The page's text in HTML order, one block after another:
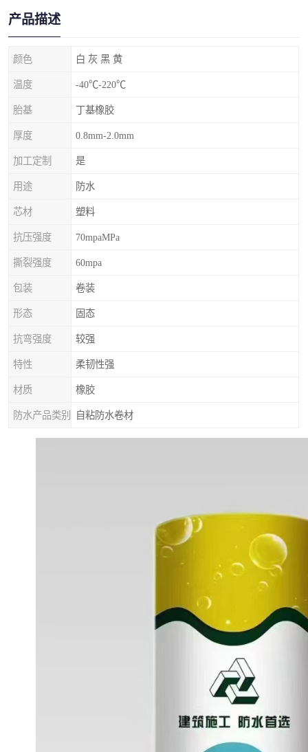
产品描述
颜色 白 灰 黑 黄
温度 -40℃-220℃
胎基 丁基橡胶
厚度 0.8mm-2.0mm
加工定制 是
用途 防水
芯材 塑料
抗压强度 70mpaMPa
撕裂强度 60mpa
包装 卷装
形态 固态
抗弯强度 较强
特性 柔韧性强
材质 橡胶
防水产品类别 自粘防水卷材